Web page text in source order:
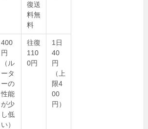
復送
料無
料
400
円
（ル
ータ
ーの
性能
が少
し低
い）
往復
110
0円
1日
40
円
（上
限4
00
円）